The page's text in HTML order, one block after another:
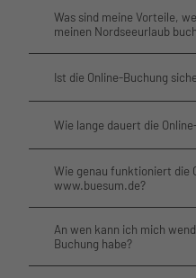
Was sind meine Vorteile,
meinen Nordseeurlaub
Ist die Online-Buchung
Wie lange dauert die
Wie genau funktioniert die
www.buesum.de?
An wen kann ich mich
Buchung habe?